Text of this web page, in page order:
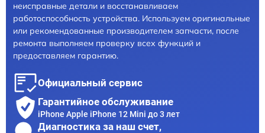
неисправные детали и восстанавливаем
работоспособность устройства. Используем оригинальные
или рекомендованные производителем запчасти, после
ремонта выполняем проверку всех функций и
предоставляем гарантию.
Официальный сервис
Гарантийное обслуживание
iPhone Apple iPhone 12 Mini до 3 лет
Диагностика за наш счет,